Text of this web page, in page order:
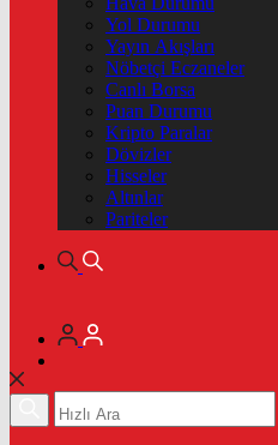
Yol Durumu
Yayın Akışları
Nöbetçi Eczaneler
Canlı Borsa
Puan Durumu
Kripto Paralar
Dövizler
Hisseler
Altınlar
Pariteler